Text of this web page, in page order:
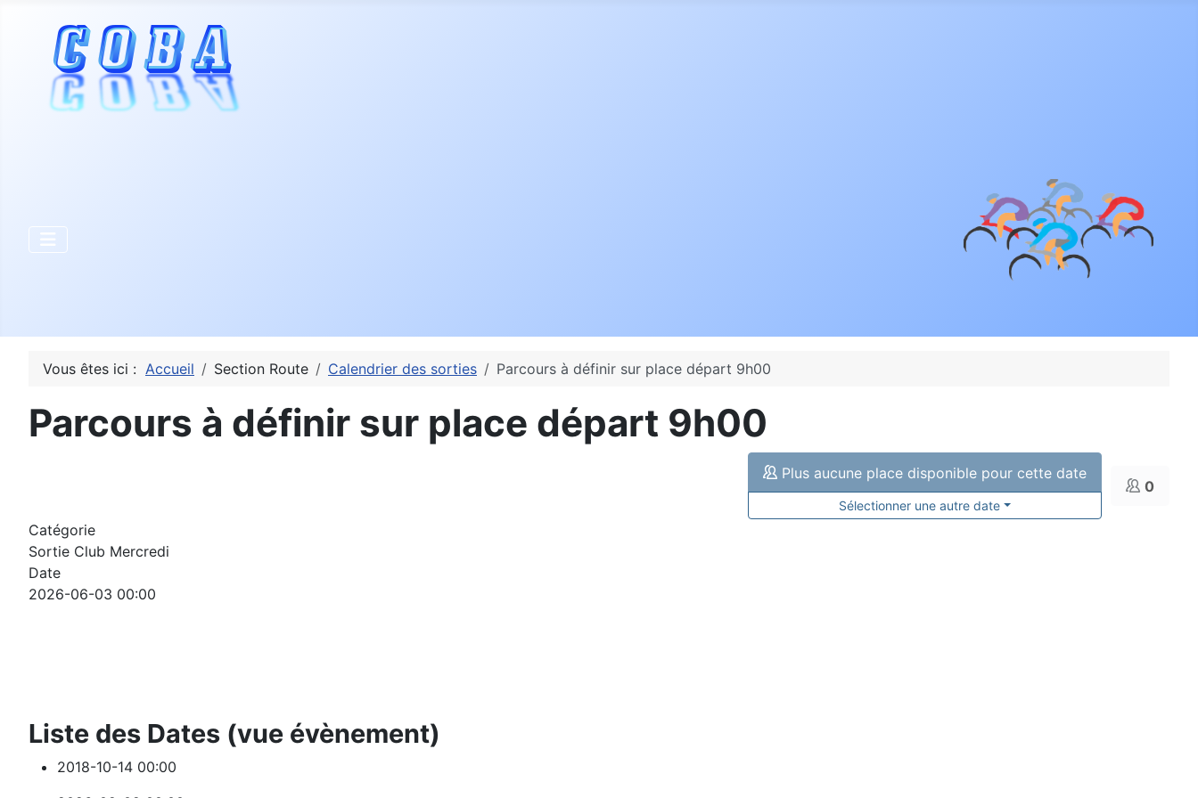
Vous êtes ici : Accueil Section Route Calendrier des sorties Parcours à définir sur place départ 9h00
Parcours à définir sur place départ 9h00
Plus aucune place disponible pour cette date
Sélectionner une autre date
0
Catégorie
Sortie Club Mercredi
Date
2026-06-03 00:00
Liste des Dates (vue évènement)
2018-10-14 00:00